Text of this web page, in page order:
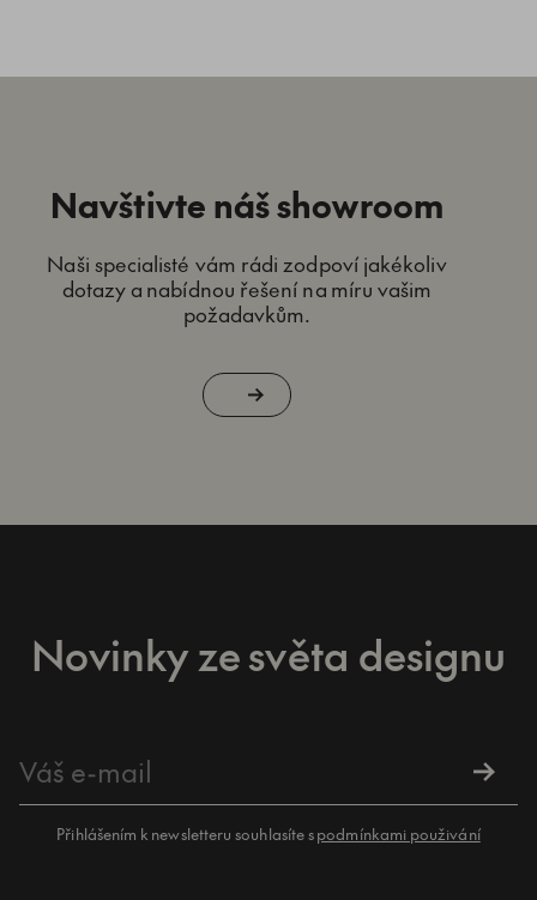
Navštivte náš showroom
Naši specialisté vám rádi zodpoví jakékoliv
dotazy a nabídnou řešení na míru vašim
požadavkům.
Novinky ze světa designu
Přihlášením k newsletteru souhlasíte spodmínkami použivání